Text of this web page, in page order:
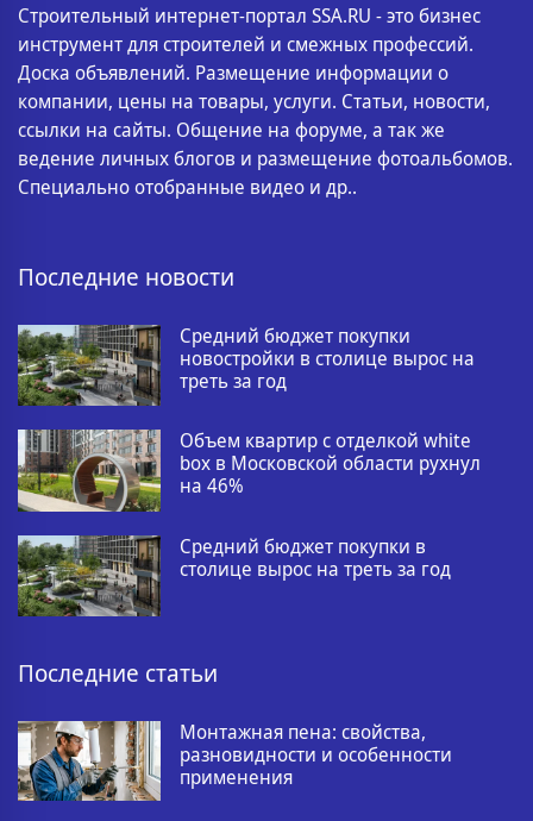
Строительный интернет-портал SSA.RU - это бизнес
инструмент для строителей и смежных профессий.
Доска объявлений. Размещение информации о
компании, цены на товары, услуги. Статьи, новости,
ссылки на сайты. Общение на форуме, а так же
ведение личных блогов и размещение фотоальбомов.
Специально отобранные видео и др..
Последние новости
Средний бюджет покупки
новостройки в столице вырос на
треть за год
Объем квартир с отделкой white
box в Московской области рухнул
на 46%
Средний бюджет покупки в
столице вырос на треть за год
Последние статьи
Монтажная пена: свойства,
разновидности и особенности
применения